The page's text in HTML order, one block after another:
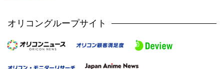
オリコングループサイト